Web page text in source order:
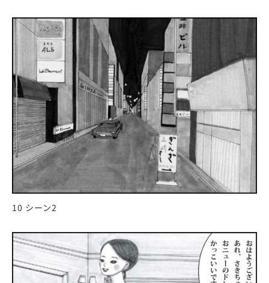
10 シーン2